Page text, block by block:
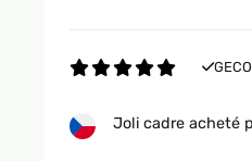
Joli cadre acheté